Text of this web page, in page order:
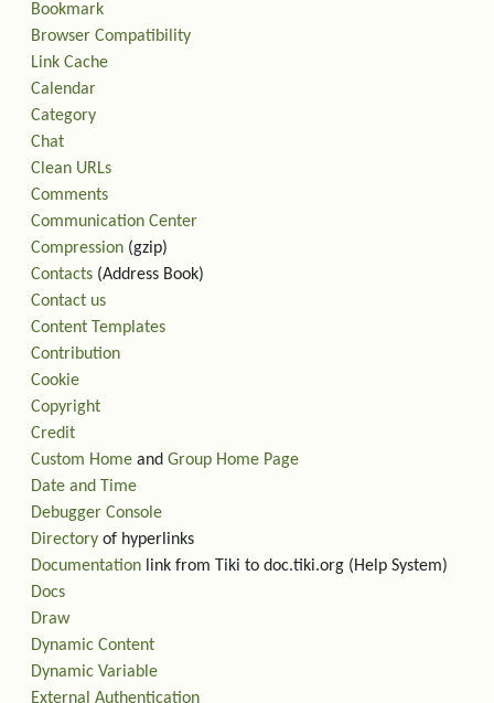
Bookmark
Browser Compatibility
Link Cache
Calendar
Category
Chat
Clean URLs
Comments
Communication Center
Compression (gzip)
Contacts (Address Book)
Contact us
Content Templates
Contribution
Cookie
Copyright
Credit
Custom Home and Group Home Page
Date and Time
Debugger Console
Directory of hyperlinks
Documentation link from Tiki to doc.tiki.org (Help System)
Docs
Draw
Dynamic Content
Dynamic Variable
External Authentication